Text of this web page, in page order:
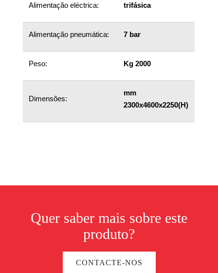
Alimentação eléctrica: trifásica
Alimentação pneumática: 7 bar
Peso: Kg 2000
Dimensões:
mm
2300x4600x2250(H)
Quer saber mais sobre este
produto?
CONTACTE-NOS